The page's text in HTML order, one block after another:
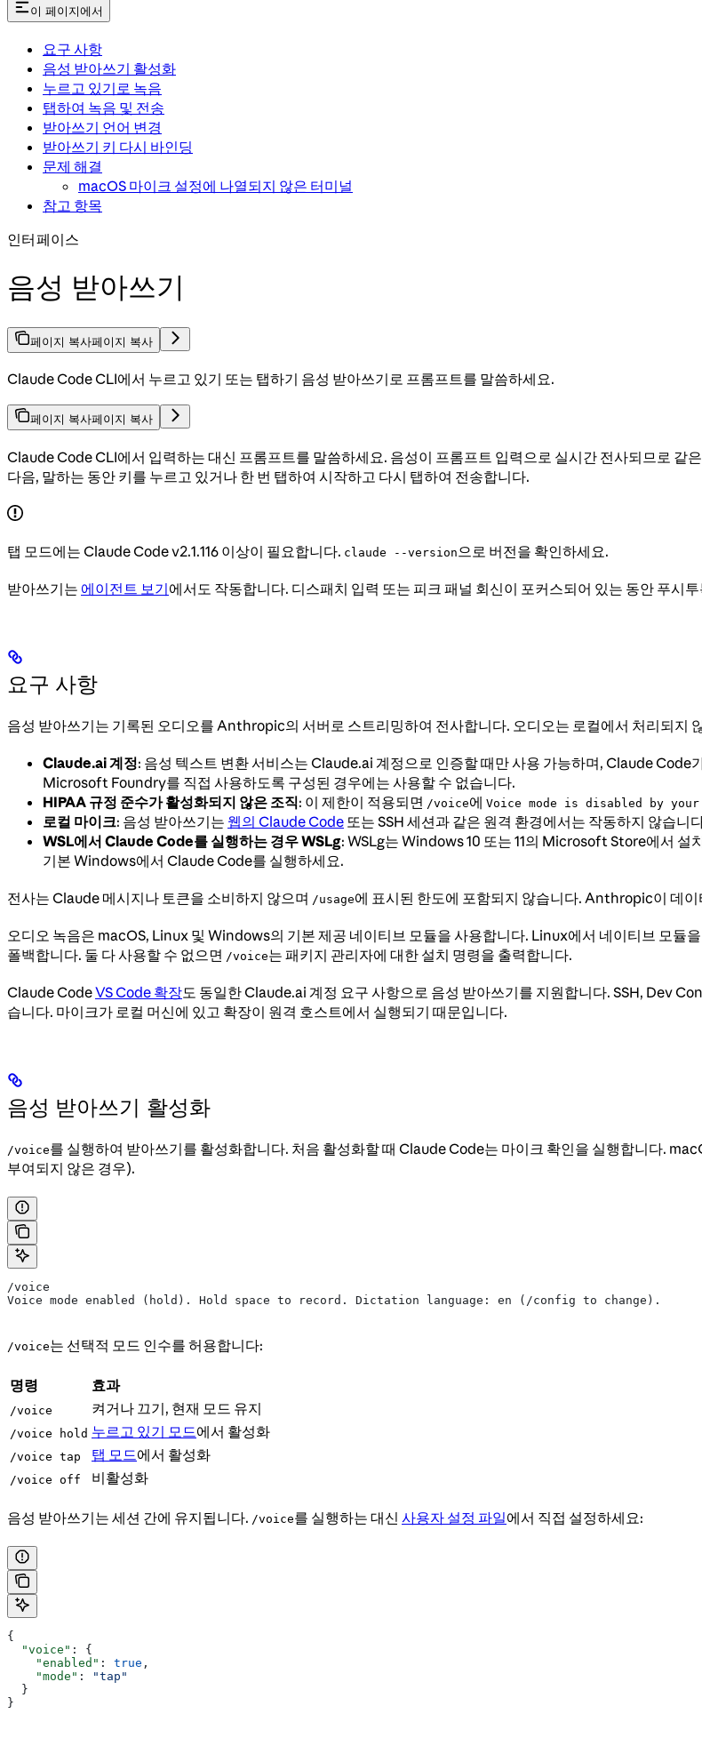
이 페이지에서
요구 사항
음성 받아쓰기 활성화
누르고 있기로 녹음
탭하여 녹음 및 전송
받아쓰기 언어 변경
받아쓰기 키 다시 바인딩
문제 해결
macOS 마이크 설정에 나열되지 않은 터미널
참고 항목
인터페이스
음성 받아쓰기
페이지 복사페이지 복사
Claude Code CLI에서 누르고 있기 또는 탭하기 음성 받아쓰기로 프롬프트를 말씀하세요.
페이지 복사페이지 복사
Claude Code CLI에서 입력하는 대신 프롬프트를 말씀하세요. 음성이 프롬프트 입력으로 실시간 전사되므로 같
다음, 말하는 동안 키를 누르고 있거나 한 번 탭하여 시작하고 다시 탭하여 전송합니다.
탭 모드에는 Claude Code v2.1.116 이상이 필요합니다. claude --version 으로 버전을 확인하세요.
받아쓰기는 에이전트 보기에서도 작동합니다. 디스패치 입력 또는 피크 패널 회신이 포커스되어 있는 동안 푸시
요구 사항
음성 받아쓰기는 기록된 오디오를 Anthropic의 서버로 스트리밍하여 전사합니다. 오디오는 로컬에서 처리되지
Claude.ai 계정: 음성 텍스트 변환 서비스는 Claude.ai 계정으로 인증할 때만 사용 가능하며, Claude
Microsoft Foundry를 직접 사용하도록 구성된 경우에는 사용할 수 없습니다.
HIPAA 규정 준수가 활성화되지 않은 조직: 이 제한이 적용되면 /voice에 Voice mode is disabled by
로컬 마이크: 음성 받아쓰기는 웹의 Claude Code 또는 SSH 세션과 같은 원격 환경에서는 작동하지 않습니
WSL에서 Claude Code를 실행하는 경우 WSLg: WSLg는 Windows 10 또는 11의 Microsoft Store에서 설
기본 Windows에서 Claude Code를 실행하세요.
전사는 Claude 메시지나 토큰을 소비하지 않으며 /usage에 표시된 한도에 포함되지 않습니다. Anthropic이 데
오디오 녹음은 macOS, Linux 및 Windows의 기본 제공 네이티브 모듈을 사용합니다. Linux에서 네이티브 모듈
폴백합니다. 둘 다 사용할 수 없으면 /voice는 패키지 관리자에 대한 설치 명령을 출력합니다.
Claude CodeVS Code 확장도 동일한 Claude.ai 계정 요구 사항으로 음성 받아쓰기를 지원합니다. SSH, Dev
습니다. 마이크가 로컬 머신에 있고 확장이 원격 호스트에서 실행되기 때문입니다.
음성 받아쓰기 활성화
/voice를 실행하여 받아쓰기를 활성화합니다. 처음 활성화할 때 Claude Code는 마이크 확인을 실행합니다.
부여되지 않은 경우).
/voice
Voice mode enabled (hold). Hold space to record. Dictation language: en (/config to change).
/voice는 선택적 모드 인수를 허용합니다:
명령 효과
/voice 켜거나 끄기, 현재 모드 유지
/voice hold 누르고 있기 모드에서 활성화
/voice tap 탭 모드에서 활성화
/voice off 비활성화
음성 받아쓰기는 세션 간에 유지됩니다. /voice를 실행하는 대신 사용자 설정 파일에서 직접 설정하세요:
{
  "voice"
: {
    "enabled"
: true ,
    "mode"
:
"tap"
  }
}